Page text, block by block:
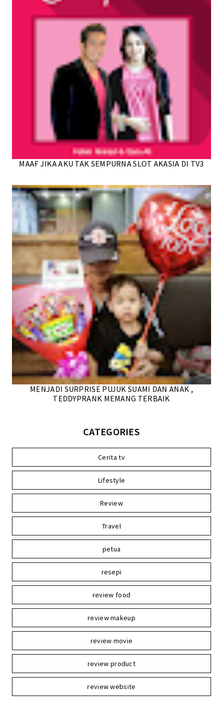
MAAF JIKA AKU TAK SEMPURNA SLOT AKASIA DI TV3
MENJADI SURPRISE PUJUK SUAMI DAN ANAK ,
TEDDYPRANK MEMANG TERBAIK
CATEGORIES
Cerita tv
Lifestyle
Review
Travel
petua
resepi
review food
review makeup
review movie
review product
review website